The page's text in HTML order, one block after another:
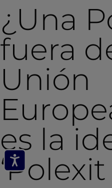
¿Una
fuera
Unión
es la